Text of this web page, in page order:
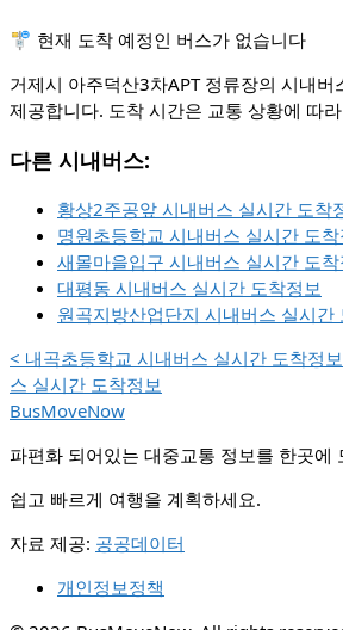
🚏 현재 도착 예정인 버스가 없습니다
거제시 아주덕산3차APT 정류장의 시내버
제공합니다. 도착 시간은 교통 상황에 따
다른 시내버스:
황상2주공앞 시내버스 실시간 도착
명원초등학교 시내버스 실시간 도
새몰마을입구 시내버스 실시간 도착
대평동 시내버스 실시간 도착정보
원곡지방산업단지 시내버스 실시간
< 내곡초등학교 시내버스 실시간 도착정보
스 실시간 도착정보
BusMoveNow
파편화 되어있는 대중교통 정보를 한곳에
쉽고 빠르게 여행을 계획하세요.
자료 제공: 공공데이터
개인정보정책